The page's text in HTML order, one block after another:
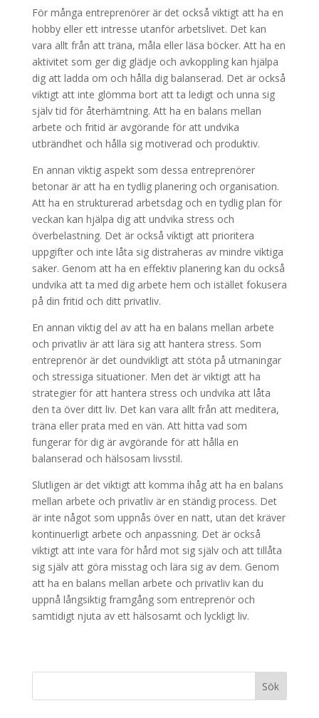
För många entreprenörer är det också viktigt att ha en
hobby eller ett intresse utanför arbetslivet. Det kan
vara allt från att träna, måla eller läsa böcker. Att ha en
aktivitet som ger dig glädje och avkoppling kan hjälpa
dig att ladda om och hålla dig balanserad. Det är också
viktigt att inte glömma bort att ta ledigt och unna sig
själv tid för återhämtning. Att ha en balans mellan
arbete och fritid är avgörande för att undvika
utbrändhet och hålla sig motiverad och produktiv.
En annan viktig aspekt som dessa entreprenörer
betonar är att ha en tydlig planering och organisation.
Att ha en strukturerad arbetsdag och en tydlig plan för
veckan kan hjälpa dig att undvika stress och
överbelastning. Det är också viktigt att prioritera
uppgifter och inte låta sig distraheras av mindre viktiga
saker. Genom att ha en effektiv planering kan du också
undvika att ta med dig arbete hem och istället fokusera
på din fritid och ditt privatliv.
En annan viktig del av att ha en balans mellan arbete
och privatliv är att lära sig att hantera stress. Som
entreprenör är det oundvikligt att stöta på utmaningar
och stressiga situationer. Men det är viktigt att ha
strategier för att hantera stress och undvika att låta
den ta över ditt liv. Det kan vara allt från att meditera,
träna eller prata med en vän. Att hitta vad som
fungerar för dig är avgörande för att hålla en
balanserad och hälsosam livsstil.
Slutligen är det viktigt att komma ihåg att ha en balans
mellan arbete och privatliv är en ständig process. Det
är inte något som uppnås över en natt, utan det kräver
kontinuerligt arbete och anpassning. Det är också
viktigt att inte vara för hård mot sig själv och att tillåta
sig själv att göra misstag och lära sig av dem. Genom
att ha en balans mellan arbete och privatliv kan du
uppnå långsiktig framgång som entreprenör och
samtidigt njuta av ett hälsosamt och lyckligt liv.
Sök